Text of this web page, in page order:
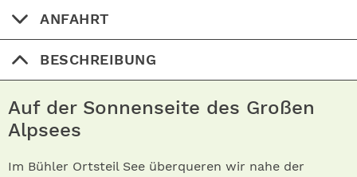
ANFAHRT
BESCHREIBUNG
Auf der Sonnenseite des Großen
Alpsees
Im Bühler Ortsteil See überqueren wir nahe der